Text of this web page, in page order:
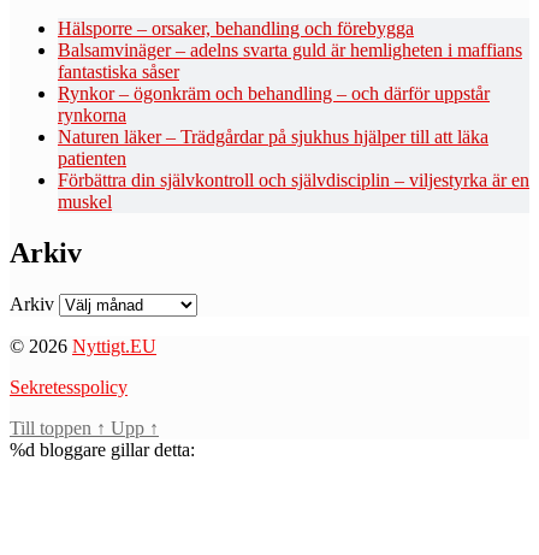
Hälsporre – orsaker, behandling och förebygga
Balsamvinäger – adelns svarta guld är hemligheten i maffians
fantastiska såser
Rynkor – ögonkräm och behandling – och därför uppstår
rynkorna
Naturen läker – Trädgårdar på sjukhus hjälper till att läka
patienten
Förbättra din självkontroll och självdisciplin – viljestyrka är en
muskel
Arkiv
Arkiv
© 2026 Nyttigt.EU
Sekretesspolicy
Till toppen ↑ Upp ↑
%d bloggare gillar detta: